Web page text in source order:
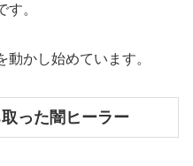
。
かし始めています。
った闇ヒーラー